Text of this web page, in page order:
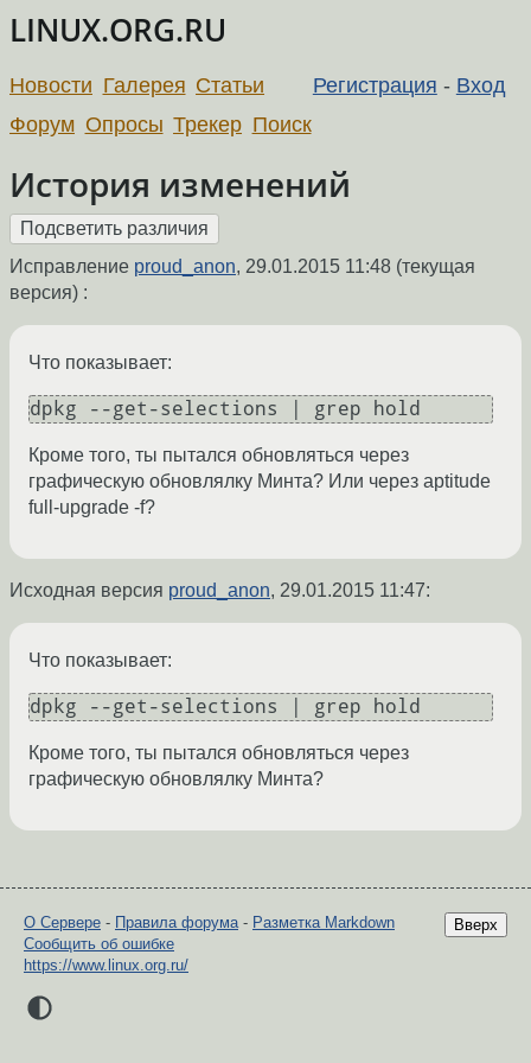
LINUX.ORG.RU
Регистрация - Вход
Новости Галерея Статьи
Форум Опросы Трекер Поиск
История изменений
Исправление proud_anon, 29.01.2015 11:48 (текущая
версия) :
Что показывает:
dpkg --get-selections | grep hold
Кроме того, ты пытался обновляться через
графическую обновлялку Минта? Или через aptitude
full-upgrade -f?
Исходная версия proud_anon, 29.01.2015 11:47:
Что показывает:
dpkg --get-selections | grep hold
Кроме того, ты пытался обновляться через
графическую обновлялку Минта?
Вверх
О Сервере - Правила форума- Разметка Markdown
Сообщить об ошибке
https://www.linux.org.ru/